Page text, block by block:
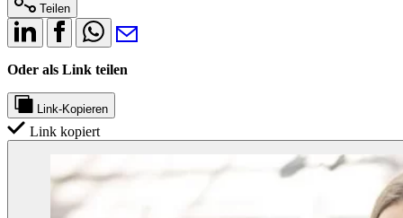
Teilen
Oder als Link teilen
Link-Kopieren
Link kopiert